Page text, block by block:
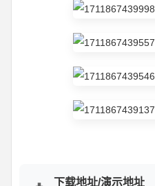
下载地址/演示地址